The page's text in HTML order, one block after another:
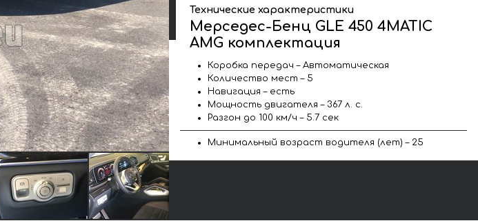
Технические характеристики
Мерседес-Бенц GLE 450 4MATIC
AMG комплектация
Коробка передач – Автоматическая
Количество мест – 5
Навигация – есть
Мощность двигателя – 367 л. с.
Разгон до 100 км/ч – 5.7 сек
Минимальный возраст водителя (лет) – 25